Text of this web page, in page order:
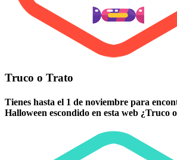
Truco o Trato
Tienes hasta el 1 de noviembre para
Halloween escondido en esta web ¿Truco